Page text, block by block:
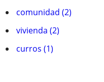
comunidad (2)
vivienda (2)
curros (1)